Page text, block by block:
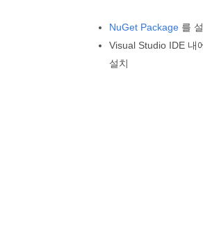
NuGet Package 를
Visual Studio IDE 내
설치